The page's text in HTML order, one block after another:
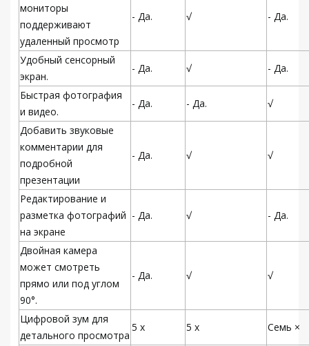
мониторы
поддерживают
удаленный просмотр
- Да. √ - Да.
Удобный сенсорный
экран.
- Да. √ - Да.
Быстрая фотография
и видео.
- Да. - Да. √
Добавить звуковые
комментарии для
подробной
презентации
- Да. √ √
Редактирование и
разметка фотографий
на экране
- Да. √ - Да.
Двойная камера
может смотреть
прямо или под углом
90°.
- Да. √ √
Цифровой зум для
детального просмотра
5 х 5 х Семь ×